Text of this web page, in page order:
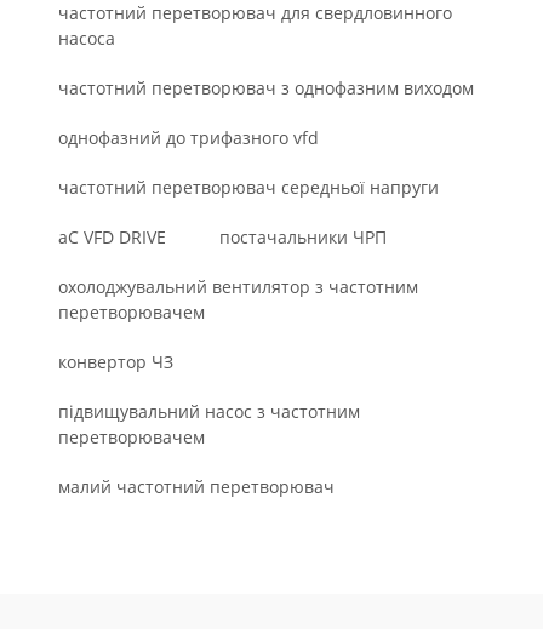
частотний перетворювач для свердловинного
насоса
частотний перетворювач з однофазним виходом
однофазний до трифазного vfd
частотний перетворювач середньої напруги
aC VFD DRIVE постачальники ЧРП
охолоджувальний вентилятор з частотним
перетворювачем
конвертор ЧЗ
підвищувальний насос з частотним
перетворювачем
малий частотний перетворювач